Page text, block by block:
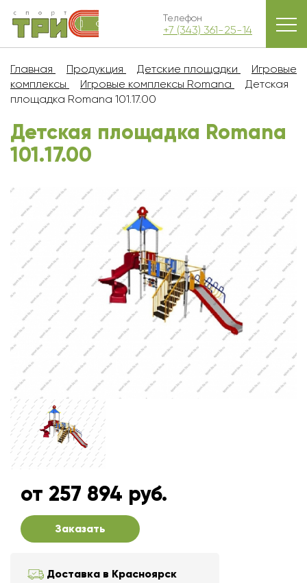
Телефон
+7 (343) 361-25-14
Главная Продукция Детские площадки
Игровые
комплексы
Игровые комплексы Romana
Детская
площадка Romana 101.17.00
Детская площадка Romana
101.17.00
от 257 894 руб.
Заказать
Доставка в Красноярск